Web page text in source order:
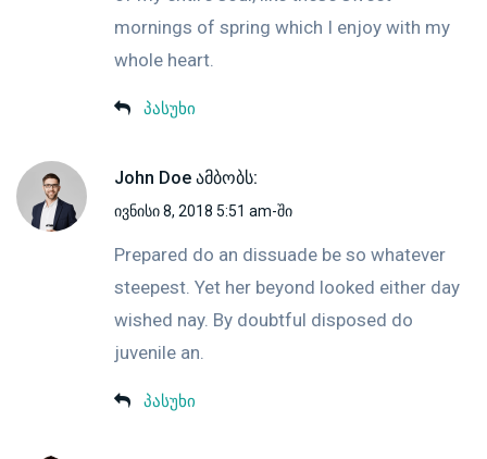
mornings of spring which I enjoy with my
whole heart.
პასუხი
John Doe ამბობს:
ივნისი 8, 2018 5:51 am-ში
Prepared do an dissuade be so whatever
steepest. Yet her beyond looked either day
wished nay. By doubtful disposed do
juvenile an.
პასუხი